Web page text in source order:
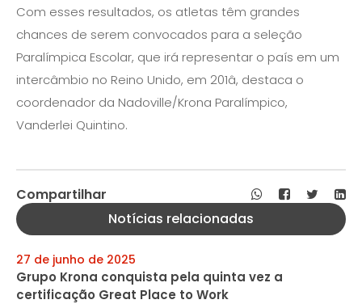
Com esses resultados, os atletas têm grandes
chances de serem convocados para a seleção
Paralímpica Escolar, que irá representar o país em um
intercâmbio no Reino Unido, em 201â, destaca o
coordenador da Nadoville/Krona Paralímpico,
Vanderlei Quintino.
Compartilhar
Notícias relacionadas
27 de junho de 2025
Grupo Krona conquista pela quinta vez a
certificação Great Place to Work